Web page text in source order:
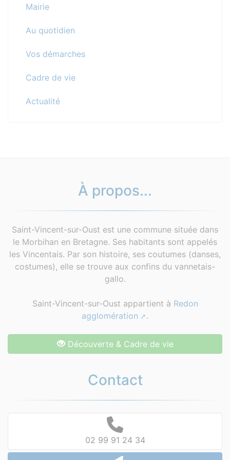
Mairie
Au quotidien
Vos démarches
Cadre de vie
Actualité
À propos...
Saint-Vincent-sur-Oust est une commune située dans
le Morbihan en Bretagne. Ses habitants sont appelés
les Vincentais. Par son histoire, ses coutumes (danses,
costumes), elle se trouve aux confins du vannetais-
gallo.
Saint-Vincent-sur-Oust appartient à Redon
agglomération
.
Découverte & Cadre de vie
Contact
02 99 91 24 34